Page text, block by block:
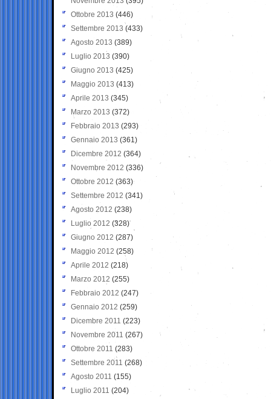
Ottobre 2013 (446)
Settembre 2013 (433)
Agosto 2013 (389)
Luglio 2013 (390)
Giugno 2013 (425)
Maggio 2013 (413)
Aprile 2013 (345)
Marzo 2013 (372)
Febbraio 2013 (293)
Gennaio 2013 (361)
Dicembre 2012 (364)
Novembre 2012 (336)
Ottobre 2012 (363)
Settembre 2012 (341)
Agosto 2012 (238)
Luglio 2012 (328)
Giugno 2012 (287)
Maggio 2012 (258)
Aprile 2012 (218)
Marzo 2012 (255)
Febbraio 2012 (247)
Gennaio 2012 (259)
Dicembre 2011 (223)
Novembre 2011 (267)
Ottobre 2011 (283)
Settembre 2011 (268)
Agosto 2011 (155)
Luglio 2011 (204)